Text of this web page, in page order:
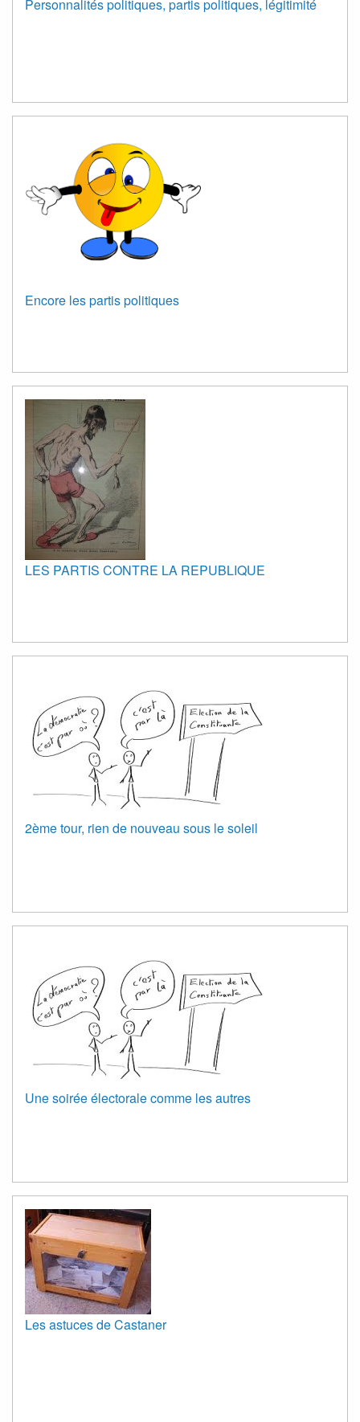
Personnalités politiques, partis politiques, légitimité
Encore les partis politiques
LES PARTIS CONTRE LA REPUBLIQUE
2ème tour, rien de nouveau sous le soleil
Une soirée électorale comme les autres
Les astuces de Castaner